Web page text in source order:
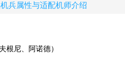
兵属性与适配机师介绍
根尼、阿诺德）